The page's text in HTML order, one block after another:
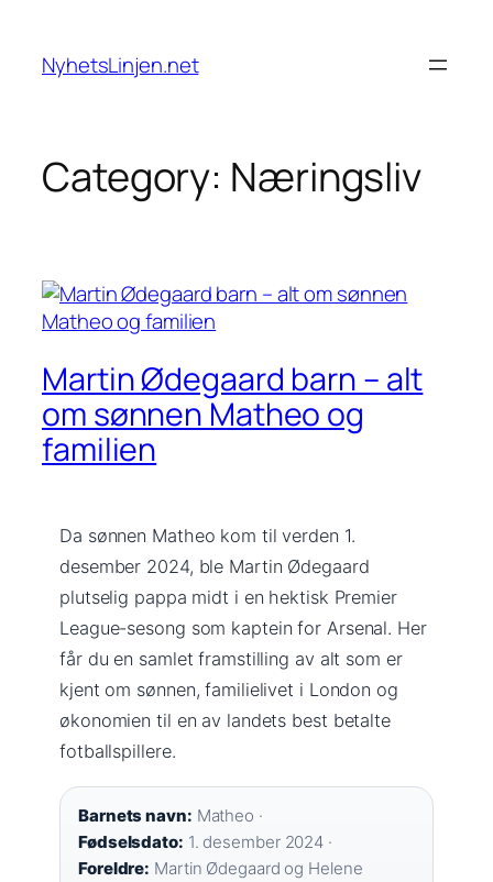
content
NyhetsLinjen.net
Category: Næringsliv
Martin Ødegaard barn – alt
om sønnen Matheo og
familien
Da sønnen Matheo kom til verden 1.
desember 2024, ble Martin Ødegaard
plutselig pappa midt i en hektisk Premier
League-sesong som kaptein for Arsenal. Her
får du en samlet framstilling av alt som er
kjent om sønnen, familielivet i London og
økonomien til en av landets best betalte
fotballspillere.
Barnets navn: Matheo ·
Fødselsdato: 1. desember 2024 ·
Foreldre: Martin Ødegaard og Helene